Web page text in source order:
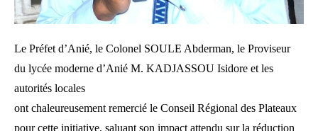
Le Préfet d’Anié, le Colonel SOULE Abderman, le Proviseur
du lycée moderne d’Anié M. KADJASSOU Isidore et les
autorités locales
ont chaleureusement remercié le Conseil Régional des Plateaux
pour cette initiative, saluant son impact attendu sur la réduction